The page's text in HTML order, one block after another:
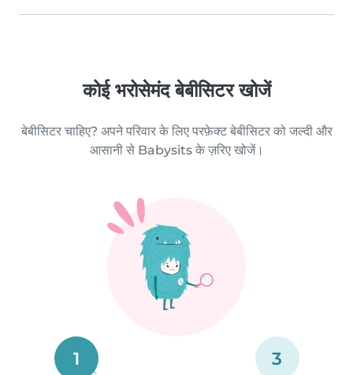
कोई भरोसेमंद बेबीसिटर खोजें
बेबीसिटर चाहिए? अपने परिवार के लिए परफ़ेक्ट बेबीसिटर को जल्दी और
आसानी से Babysits के ज़रिए खोजें।
1 3